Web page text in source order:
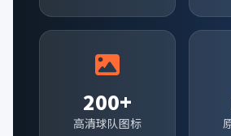
200+
高清球队图标